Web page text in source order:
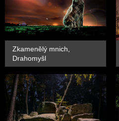
Zkamenělý mnich,
Drahomyšl